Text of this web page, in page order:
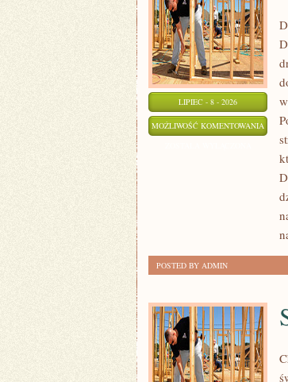
LIPIEC - 8 - 2026
MOŻLIWOŚĆ KOMENTOWANIA
POSTED BY ADMIN